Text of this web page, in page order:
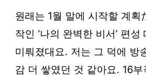
원래는 1월 말에 시작할 계획
작인 ‘나의 완벽한 비서’ 편성
미뤄졌대요. 저는 그 덕에 방
감 더 쌓였던 것 같아요. 16